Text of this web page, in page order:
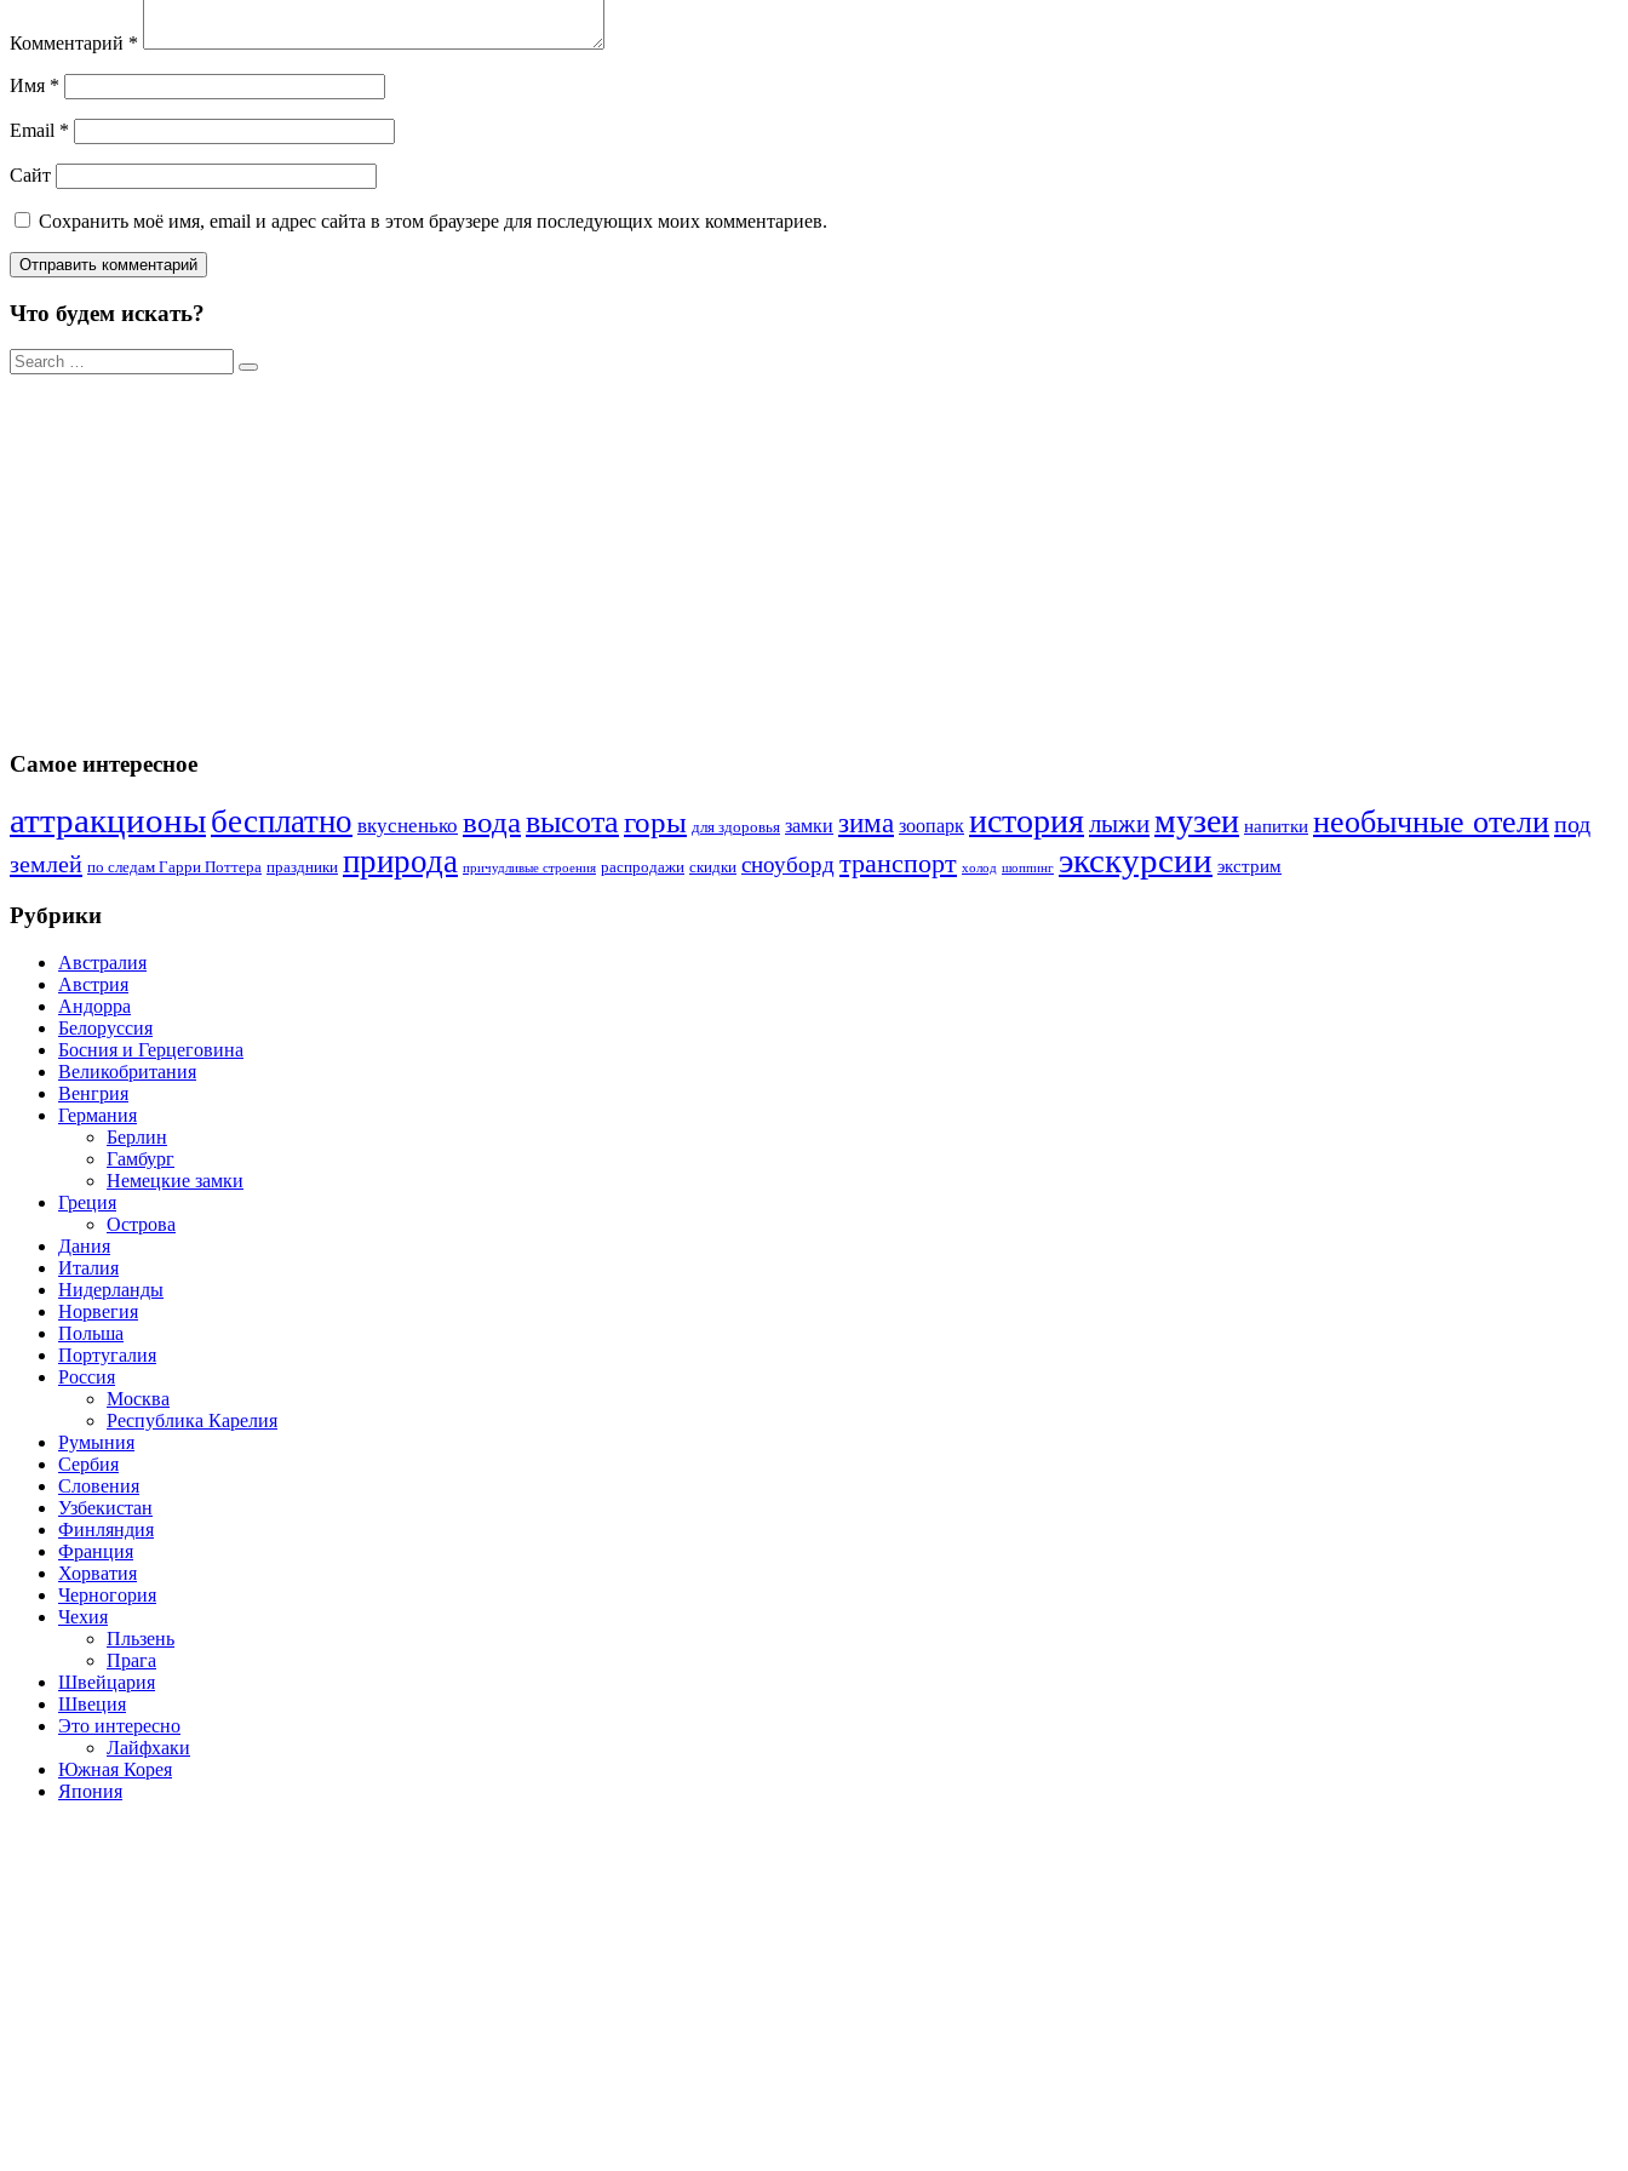
Комментарий *
Имя *
Email *
Сайт
Сохранить моё имя, email и адрес сайта в этом браузере для последующих моих комментариев.
Что будем искать?
Результаты
поиска
Самое интересное
аттракционыбесплатно вкусненько водавысота горы для здоровья замки зима зоопарк историялыжимузеи напитки необычные отелипод
землей по следам Гарри Поттера праздники природа причудливые строения распродажи скидки сноуборд транспорт холод шоппинг экскурсии экстрим
Рубрики
Австралия
Австрия
Андорра
Белоруссия
Босния и Герцеговина
Великобритания
Венгрия
Германия
Берлин
Гамбург
Немецкие замки
Греция
Острова
Дания
Италия
Нидерланды
Норвегия
Польша
Португалия
Россия
Москва
Республика Карелия
Румыния
Сербия
Словения
Узбекистан
Финляндия
Франция
Хорватия
Черногория
Чехия
Пльзень
Прага
Швейцария
Швеция
Это интересно
Лайфхаки
Южная Корея
Япония